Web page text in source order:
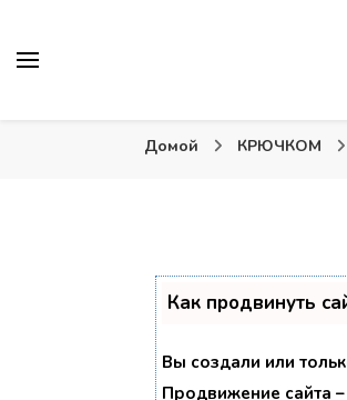
Тыква: Вяжем
Домой КРЮЧКОМ
Как продвинуть
Вы создали или
Продвижение сайта